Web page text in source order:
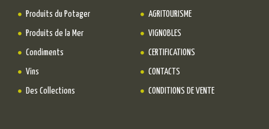
Produits du Potager
Produits de la Mer
Condiments
Vins
Des Collections
AGRITOURISME
VIGNOBLES
CERTIFICATIONS
CONTACTS
CONDITIONS DE VENTE